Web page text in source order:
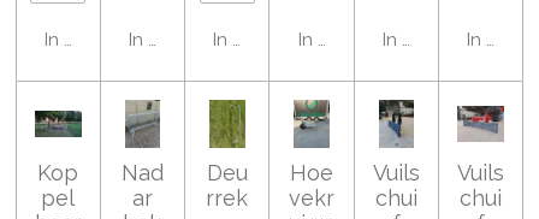
In winkelwagenIn winkelwagenIn winkelwagenIn winkelwagenIn winkelwagen
In
Kop
pel
Nad
ar
Deu
rrek
Hoe
vekr
Vuils
chui
Vuils
chui